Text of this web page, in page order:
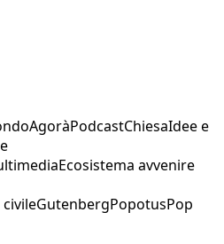
AgoràPodcastChiesaIdee e
Ecosistema avvenire
civileGutenbergPopotusPop